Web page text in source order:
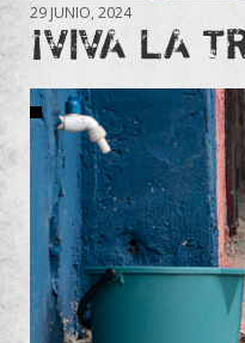
29 JUNIO, 2024
¡VIVA LA